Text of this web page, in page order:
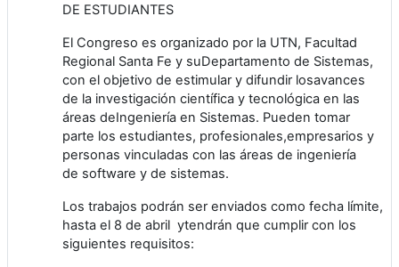
DE ESTUDIANTES
El Congreso es organizado por la UTN, Facultad
Regional Santa Fe y suDepartamento de Sistemas,
con el objetivo de estimular y difundir losavances
de la investigación científica y tecnológica en las
áreas deIngeniería en Sistemas. Pueden tomar
parte los estudiantes, profesionales,empresarios y
personas vinculadas con las áreas de ingeniería
de software y de sistemas.
Los trabajos podrán ser enviados como fecha límite,
hasta el 8 de abril ytendrán que cumplir con los
siguientes requisitos: